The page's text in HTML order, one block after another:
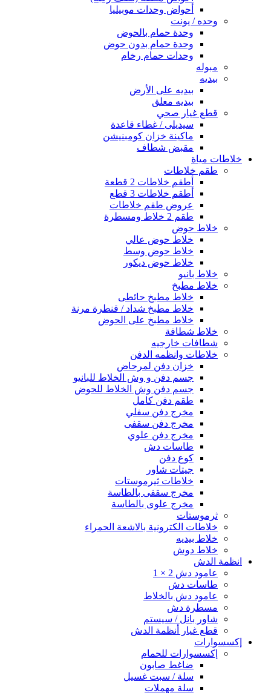
أحواض وحدات موبيليا
وحده / يونت
وحدة حمام بالحوض
وحدة حمام بدون حوض
وحدات حمام رخام
مبوله
بيديه
بيديه على الأرض
بيديه معلق
قطع غيار صحي
سيديلى / غطاء قاعدة
ماكينة خزان كومبنيشن
مقبض شطاف
خلاطات مياة
طقم خلاطات
أطقم خلاطات 2 قطعة
أطقم خلاطات 3 قطع
عروض طقم خلاطات
طقم 2 خلاط ومسطرة
خلاط حوض
خلاط حوض عالي
خلاط حوض وسط
خلاط حوض ديكور
خلاط بانيو
خلاط مطبخ
خلاط مطبخ حائطى
خلاط مطبخ شداد / قنطرة مرنة
خلاط مطبخ على الحوض
خلاط شطافة
شطافات خارجيه
خلاطات وانظمه الدفن
خزان دفن لمرحاض
جسم دفن و وش الخلاط للبانيو
جسم دفن وش الخلاط للحوض
طقم دفن كامل
مخرج دفن سفلي
مخرج دفن سقفى
مخرج دفن علوي
طاسات دش
كوع دفن
جيتات شاور
خلاطات ثيرموستات
مخرج سقفى بالطاسة
مخرج علوى بالطاسة
ثرموستات
خلاطات الكترونية بالاشعة الحمراء
خلاط بيديه
خلاط دوش
انظمة الدش
عامود دش 2 × 1
طاسات دش
عامود دش بالخلاط
مسطرة دش
شاور بانل / سيستم
قطع غيار أنظمة الدش
إكسسوارات
إكسسوارات للحمام
ضاغط صابون
سلة / سبت غسيل
سلة مهملات